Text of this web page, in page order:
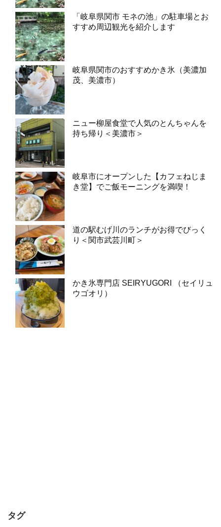
「岐阜県関市 モネの池」の駐車場とお
すすめ周辺観光を紹介します
岐阜県関市のおすすめかき氷（美濃加
茂、美濃市）
ニュー柳屋食堂で人気のとんちゃんを
持ち帰り＜美濃市＞
岐阜市にオープンした【カフェねじま
き堂】でご飯モーニングを満喫！
道の駅むげ川のランチがお得でびっく
り＜関市武芸川町＞
かき氷専門店 SEIRYUGORI （セイリュ
ウゴオリ）
タグ